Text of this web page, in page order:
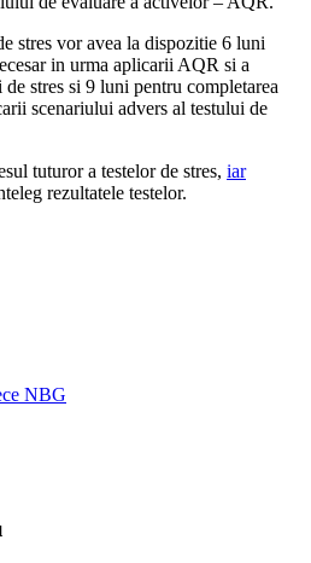
stres vor avea la dispozitie 6 luni
in urma aplicarii AQR si a
stres si 9 luni pentru completarea
scenariului advers al testului de
tuturor a testelor de stres, iar
rezultatele testelor.
NBG